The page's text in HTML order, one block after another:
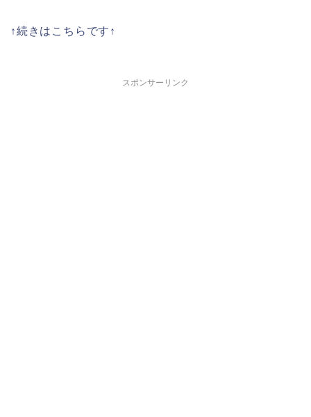
↑続きはこちらです↑
スポンサーリンク